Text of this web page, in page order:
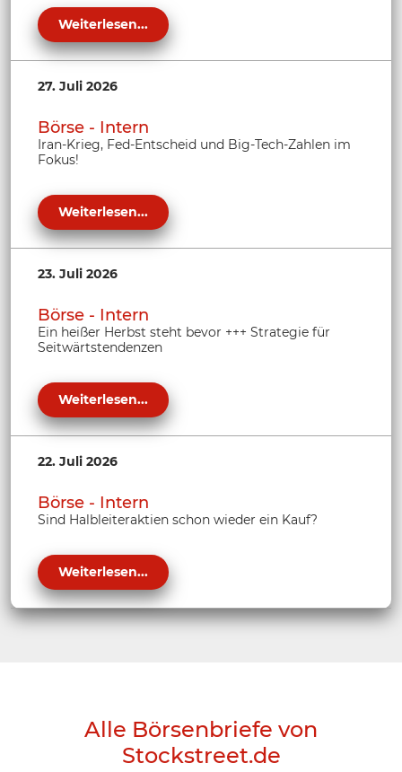
Weiterlesen...
27. Juli 2026
Börse - Intern
Iran-Krieg, Fed-Entscheid und Big-Tech-Zahlen im
Fokus!
Weiterlesen...
23. Juli 2026
Börse - Intern
Ein heißer Herbst steht bevor +++ Strategie für
Seitwärtstendenzen
Weiterlesen...
22. Juli 2026
Börse - Intern
Sind Halbleiteraktien schon wieder ein Kauf?
Weiterlesen...
Alle Börsenbriefe von
Stockstreet.de